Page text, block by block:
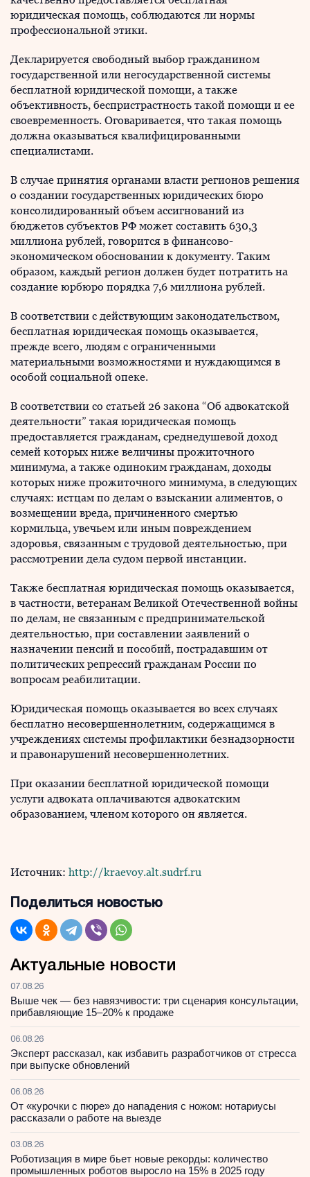
юридическая помощь, соблюдаются ли нормы
профессиональной этики.
Декларируется свободный выбор гражданином
государственной или негосударственной системы
бесплатной юридической помощи, а также
объективность, беспристрастность такой помощи и ее
своевременность. Оговаривается, что такая помощь
должна оказываться квалифицированными
специалистами.
В случае принятия органами власти регионов решения
о создании государственных юридических бюро
консолидированный объем ассигнований из
бюджетов субъектов РФ может составить 630,3
миллиона рублей, говорится в финансово-
экономическом обосновании к документу. Таким
образом, каждый регион должен будет потратить на
создание юрбюро порядка 7,6 миллиона рублей.
В соответствии с действующим законодательством,
бесплатная юридическая помощь оказывается,
прежде всего, людям с ограниченными
материальными возможностями и нуждающимся в
особой социальной опеке.
В соответствии со статьей 26 закона “Об адвокатской
деятельности” такая юридическая помощь
предоставляется гражданам, среднедушевой доход
семей которых ниже величины прожиточного
минимума, а также одиноким гражданам, доходы
которых ниже прожиточного минимума, в следующих
случаях: истцам по делам о взыскании алиментов, о
возмещении вреда, причиненного смертью
кормильца, увечьем или иным повреждением
здоровья, связанным с трудовой деятельностью, при
рассмотрении дела судом первой инстанции.
Также бесплатная юридическая помощь оказывается,
в частности, ветеранам Великой Отечественной войны
по делам, не связанным с предпринимательской
деятельностью, при составлении заявлений о
назначении пенсий и пособий, пострадавшим от
политических репрессий гражданам России по
вопросам реабилитации.
Юридическая помощь оказывается во всех случаях
бесплатно несовершеннолетним, содержащимся в
учреждениях системы профилактики безнадзорности
и правонарушений несовершеннолетних.
При оказании бесплатной юридической помощи
услуги адвоката оплачиваются адвокатским
образованием, членом которого он является.
Источник: http://kraevoy.alt.sudrf.ru
Поделиться новостью
Актуальные новости
07.08.26
Выше чек — без навязчивости: три сценария консультации,
прибавляющие 15–20% к продаже
06.08.26
Эксперт рассказал, как избавить разработчиков от стресса
при выпуске обновлений
06.08.26
От «курочки с пюре» до нападения с ножом: нотариусы
рассказали о работе на выезде
03.08.26
Роботизация в мире бьет новые рекорды: количество
промышленных роботов выросло на 15% в 2025 году